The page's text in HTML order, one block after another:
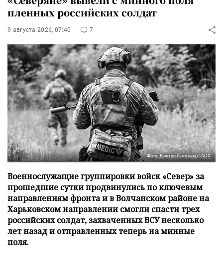
пленных российских солдат
9 августа 2026, 07:40 7
Фото: Виктор Антонюк/ТАСС
Военнослужащие группировки войск «Север» за
прошедшие сутки продвинулись по ключевым
направлениям фронта и в Волчанском районе на
Харьковском направлении смогли спасти трех
российских солдат, захваченных ВСУ несколько
лет назад и отправленных теперь на минные
поля.